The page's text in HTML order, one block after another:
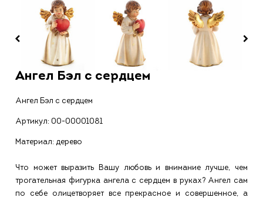
Ангел Бэл с сердцем
Ангел Бэл с сердцем
Артикул: 00-00001081
Материал: дерево
Что может выразить Вашу любовь и внимание лучше, чем
трогательная фигурка ангела с сердцем в руках? Ангел сам
по себе олицетворяет все прекрасное и совершенное, а